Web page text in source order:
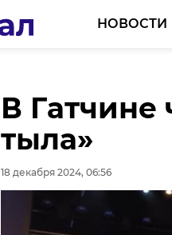
НОВОСТИ
В Гатчине
тыла»
18 декабря 2024, 06:56